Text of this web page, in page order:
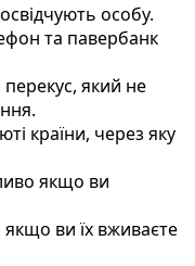
особу.
та павербанк
який не
країни, через яку
якщо ви
якщо ви їх вживаєте